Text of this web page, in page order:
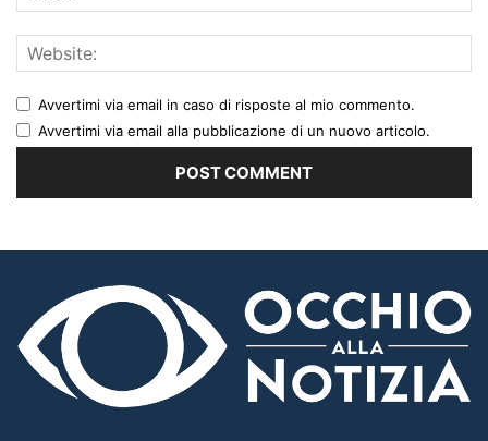
Avvertimi via email in caso di risposte al mio commento.
Avvertimi via email alla pubblicazione di un nuovo articolo.